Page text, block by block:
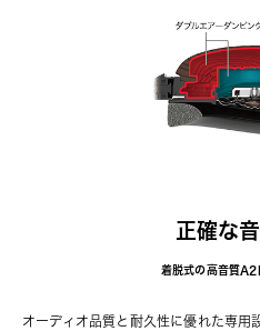
正確な
着脱式の高音質
オーディオ品質と耐久性に優れた専